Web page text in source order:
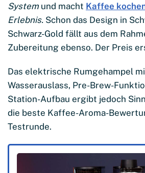
System und macht Kaffee
Erlebnis. Schon das Design in
Schwarz-Gold fällt aus dem
Zubereitung ebenso. Der Preis
Das elektrische Rumgehampel
Wasserauslass, Pre-Brew-
Station-Aufbau ergibt jedoch
die beste Kaffee-Aroma-
Testrunde.